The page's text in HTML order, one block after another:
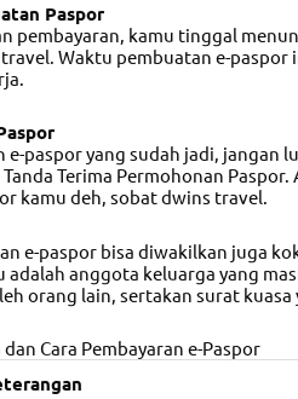
Paspor
pembayaran, kamu tinggal
Waktu pembuatan e-paspor
e-paspor yang sudah jadi, jangan
Tanda Terima Permohonan
kamu deh, sobat dwins travel.
e-paspor bisa diwakilkan juga
adalah anggota keluarga yang
orang lain, sertakan surat kuasa
Cara Pembayaran e-Paspor